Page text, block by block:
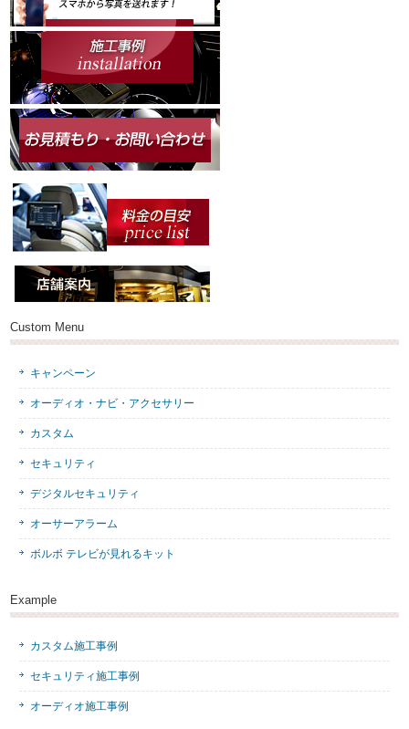
Custom Menu
キャンペーン
オーディオ・ナビ・アクセサリー
カスタム
セキュリティ
デジタルセキュリティ
オーサーアラーム
ボルボ テレビが見れるキット
Example
カスタム施工事例
セキュリティ施工事例
オーディオ施工事例